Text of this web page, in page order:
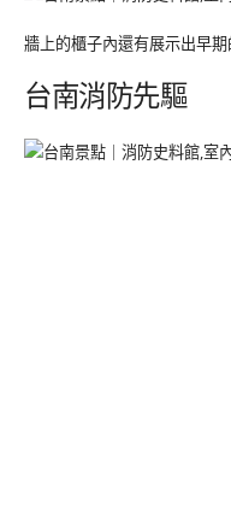
牆上的櫃子內還有展示出早
台南消防先驅